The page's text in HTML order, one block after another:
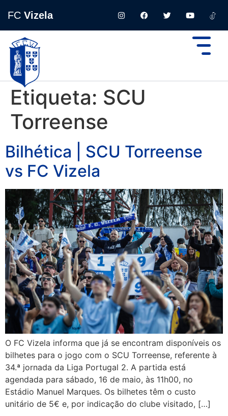
FC Vizela
Etiqueta: SCU
Torreense
Bilhética | SCU Torreense
vs FC Vizela
O FC Vizela informa que já se encontram disponíveis os
bilhetes para o jogo com o SCU Torreense, referente à
34.ª jornada da Liga Portugal 2. A partida está
agendada para sábado, 16 de maio, às 11h00, no
Estádio Manuel Marques. Os bilhetes têm o custo
unitário de 5€ e, por indicação do clube visitado, […]